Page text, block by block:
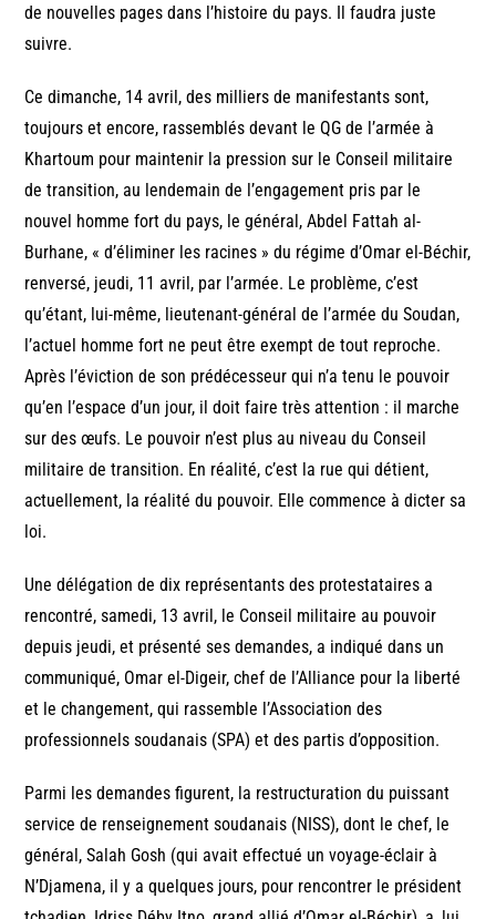
de nouvelles pages dans l’histoire du pays. Il faudra juste
suivre.
Ce dimanche, 14 avril, des milliers de manifestants sont,
toujours et encore, rassemblés devant le QG de l’armée à
Khartoum pour maintenir la pression sur le Conseil militaire
de transition, au lendemain de l’engagement pris par le
nouvel homme fort du pays, le général, Abdel Fattah al-
Burhane, « d’éliminer les racines » du régime d’Omar el-Béchir,
renversé, jeudi, 11 avril, par l’armée. Le problème, c’est
qu’étant, lui-même, lieutenant-général de l’armée du Soudan,
l’actuel homme fort ne peut être exempt de tout reproche.
Après l’éviction de son prédécesseur qui n’a tenu le pouvoir
qu’en l’espace d’un jour, il doit faire très attention : il marche
sur des œufs. Le pouvoir n’est plus au niveau du Conseil
militaire de transition. En réalité, c’est la rue qui détient,
actuellement, la réalité du pouvoir. Elle commence à dicter sa
loi.
Une délégation de dix représentants des protestataires a
rencontré, samedi, 13 avril, le Conseil militaire au pouvoir
depuis jeudi, et présenté ses demandes, a indiqué dans un
communiqué, Omar el-Digeir, chef de l’Alliance pour la liberté
et le changement, qui rassemble l’Association des
professionnels soudanais (SPA) et des partis d’opposition.
Parmi les demandes figurent, la restructuration du puissant
service de renseignement soudanais (NISS), dont le chef, le
général, Salah Gosh (qui avait effectué un voyage-éclair à
N’Djamena, il y a quelques jours, pour rencontrer le président